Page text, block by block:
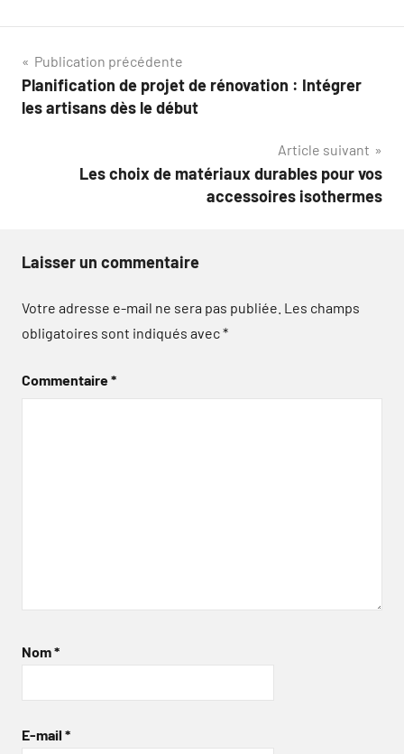
Navigation
de
Publication précédente
Planification de projet de rénovation : Intégrer
les artisans dès le début
Article suivant
Les choix de matériaux durables pour vos
accessoires isothermes
Laisser un commentaire
Votre adresse e-mail ne sera pas publiée. Les champs
obligatoires sont indiqués avec*
Commentaire*
Nom*
E-mail *